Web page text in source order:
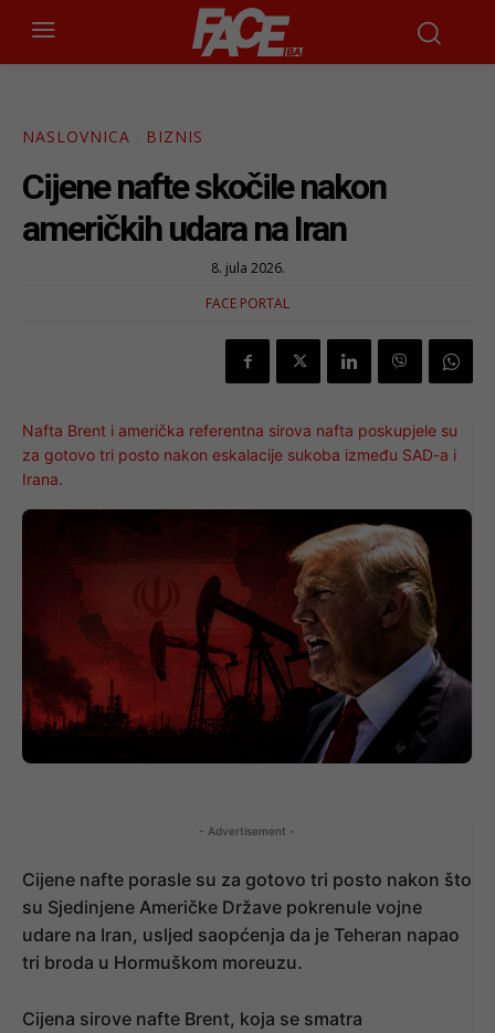
NASLOVNICA BIZNIS
Cijene nafte skočile nakon
američkih udara na Iran
8. jula 2026.
FACE PORTAL
Nafta Brent i američka referentna sirova nafta poskupjele su
za gotovo tri posto nakon eskalacije sukoba između SAD-a i
Irana.
- Advertisement -
Cijene nafte porasle su za gotovo tri posto nakon što
su Sjedinjene Američke Države pokrenule vojne
udare na Iran, usljed saopćenja da je Teheran napao
tri broda u Hormuškom moreuzu.
Cijena sirove nafte Brent, koja se smatra